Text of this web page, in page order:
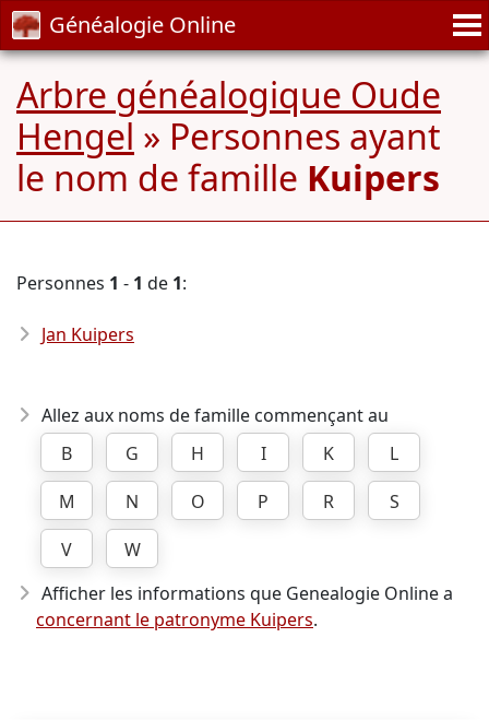
Généalogie Online
Arbre généalogique Oude
Hengel » Personnes ayant
le nom de famille Kuipers
Personnes 1 - 1 de 1:
Jan Kuipers
Allez aux noms de famille commençant au
B
G H I K
L
M
N O P R
S
V
W
Afficher les informations que Genealogie Online a
concernant le patronyme Kuipers.